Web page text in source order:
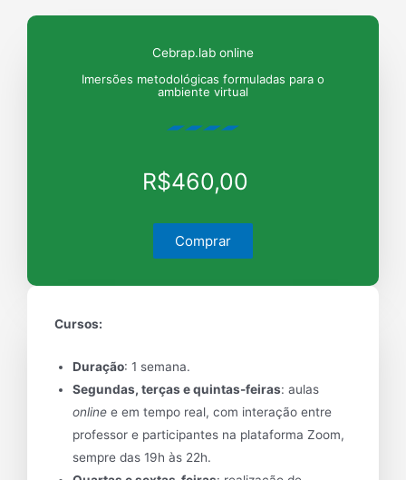
Cebrap.lab online
R$460,00
Imersões metodológicas formuladas para o
ambiente virtual
Comprar
Cursos:
Duração: 1 semana.
Segundas, terças e quintas-feiras: aulas
online e em tempo real, com interação entre
professor e participantes na plataforma Zoom,
sempre das 19h às 22h.